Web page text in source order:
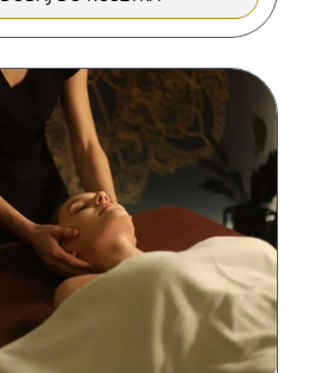
Zakres
cen:
od
200 zł
do
250 zł